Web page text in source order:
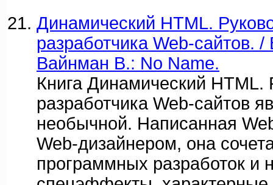
Динамический HTML.
разработчика Web-сайтов.
Вайнман В.: No Name.
Книга Динамический HTML.
разработчика Web-сайтов
необычной. Написанная
Web-дизайнером, она
программных разработок и